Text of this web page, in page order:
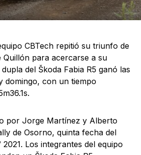
CBTech repitió su triunfo de
Quillón para acercarse a su
del Škoda Fabia R5 ganó las
domingo, con un tiempo
por Jorge Martínez y Alberto
de Osorno, quinta fecha del
Los integrantes del equipo